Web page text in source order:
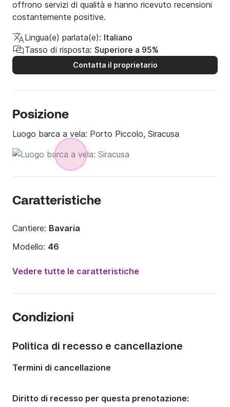
offrono servizi di qualità e hanno ricevuto recensioni
costantemente positive.
Lingua(e) parlata(e): Italiano
Tasso di risposta: Superiore a 95%
Contatta il proprietario
Posizione
Luogo barca a vela: Porto Piccolo, Siracusa
Caratteristiche
Cantiere: Bavaria
Modello: 46
2005 (Refittato nel 2019)
Numero di posti letto:
Pescaggio:2m
Vedere tutte le caratteristiche
Condizioni
Politica di recesso e cancellazione
Termini di cancellazione
Diritto di recesso per questa prenotazione: